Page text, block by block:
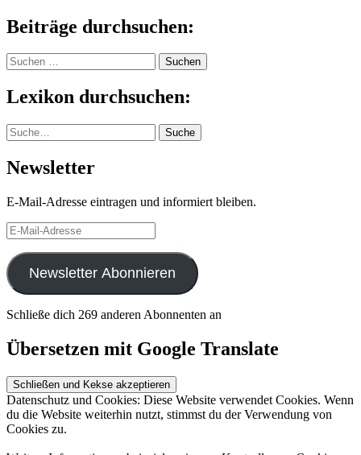
Beiträge durchsuchen:
Suchen
nach:
Lexikon durchsuchen:
Suche Suche
Newsletter
E-Mail-Adresse eintragen und informiert bleiben.
E-
Mail-
Adresse
Newsletter Abonnieren
Schließe dich 269 anderen Abonnenten an
Übersetzen mit Google Translate
Datenschutz und Cookies: Diese Website verwendet Cookies. Wenn
du die Website weiterhin nutzt, stimmst du der Verwendung von
Cookies zu.